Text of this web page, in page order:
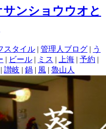
ンショウウオと
スタイル | 管理人ブログ | う
| ビール | ミス | 上海 | 予約 |
| 讃岐 | 鍋 | 風 | 魯山人